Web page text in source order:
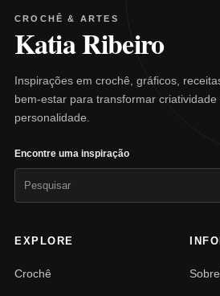
CROCHÊ & ARTES
Katia Ribeiro
Inspirações em crochê, gráficos,
bem-estar para transformar
personalidade.
Encontre uma inspiração
EXPLORE
Crochê